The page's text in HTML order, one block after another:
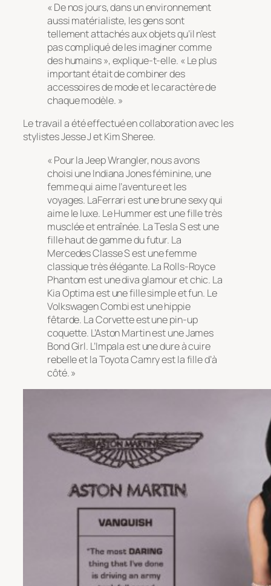
« De nos jours, dans un environnement
aussi matérialiste, les gens sont
tellement attachés aux objets qu’il n’est
pas compliqué de les imaginer comme
des humains », explique-t-elle. « Le plus
important était de combiner des
accessoires de mode et le caractère de
chaque modèle. »
Le travail a été effectué en collaboration avec les
stylistes Jesse J et Kim Sheree.
« Pour la Jeep Wrangler, nous avons
choisi une Indiana Jones féminine, une
femme qui aime l’aventure et les
voyages. LaFerrari est une brune sexy qui
aime le luxe. Le Hummer est une fille très
musclée et entraînée. La Tesla S est une
fille haut de gamme du futur. La
Mercedes Classe S est une femme
classique très élégante. La Rolls-Royce
Phantom est une diva glamour et chic. La
Kia Optima est une fille simple et fun. Le
Volkswagen Combi est une hippie
fêtarde. La Corvette est une pin-up
coquette. L’Aston Martin est une James
Bond Girl. L’Impala est une dure à cuire
rebelle et la Toyota Camry est la fille d’à
côté. »